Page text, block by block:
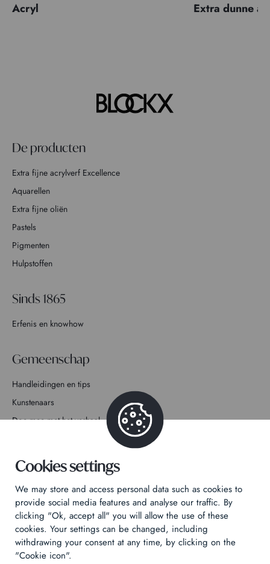
Acryl Extra dunne
De producten
Extra fijne acrylverf Excellence
Aquarellen
Extra fijne oliën
Pastels
Pigmenten
Hulpstoffen
Sinds 1865
Erfenis en knowhow
Gemeenschap
Handleidingen en tips
Kunstenaars
Doe mee met het verhaal
Contact
Privacybeleid
Juridische informatie
Technical & Legal informations
Cookies settings
We may store and access personal data such as cookies to
provide social media features and analyse our traffic. By
clicking "Ok, accept all" you will allow the use of these
cookies. Your settings can be changed, including
withdrawing your consent at any time, by clicking on the
"Cookie icon".